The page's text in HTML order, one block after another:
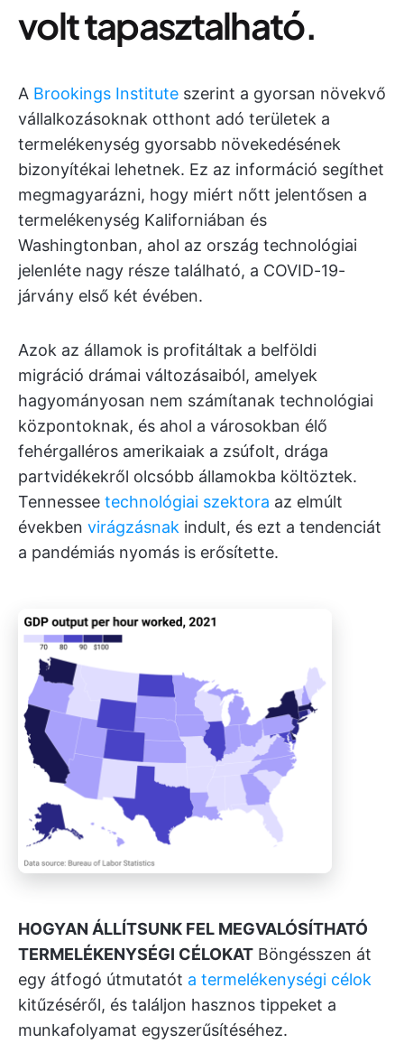
volt tapasztalható.
A Brookings Institute szerint a gyorsan növekvő
vállalkozásoknak otthont adó területek a
termelékenység gyorsabb növekedésének
bizonyítékai lehetnek. Ez az információ segíthet
megmagyarázni, hogy miért nőtt jelentősen a
termelékenység Kaliforniában és
Washingtonban, ahol az ország technológiai
jelenléte nagy része található, a COVID-19-
járvány első két évében.
Azok az államok is profitáltak a belföldi
migráció drámai változásaiból, amelyek
hagyományosan nem számítanak technológiai
központoknak, és ahol a városokban élő
fehérgalléros amerikaiak a zsúfolt, drága
partvidékekről olcsóbb államokba költöztek.
Tennessee technológiai szektora az elmúlt
években virágzásnak indult, és ezt a tendenciát
a pandémiás nyomás is erősítette.
HOGYAN ÁLLÍTSUNK FEL MEGVALÓSÍTHATÓ
TERMELÉKENYSÉGI CÉLOKAT Böngésszen át
egy átfogó útmutatót a termelékenységi célok
kitűzéséről, és találjon hasznos tippeket a
munkafolyamat egyszerűsítéséhez.